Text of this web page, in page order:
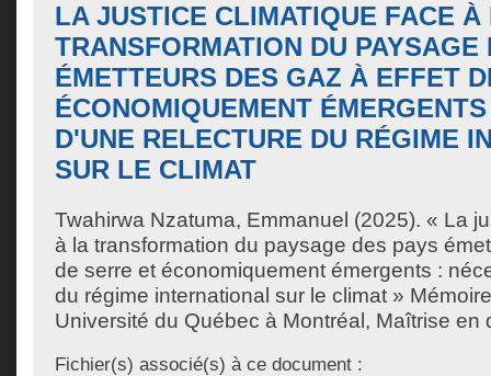
LA JUSTICE CLIMATIQUE FACE À
TRANSFORMATION DU PAYSAGE
ÉMETTEURS DES GAZ À EFFET
ÉCONOMIQUEMENT
D'UNE RELECTURE DU RÉGIME
SUR LE CLIMAT
Twahirwa Nzatuma, Emmanuel (2025). « La
à la transformation du paysage des pays
de serre et économiquement émergents :
du régime international sur le climat »
Université du Québec à Montréal, Maîtrise en
Fichier(s) associé(s) à ce document :